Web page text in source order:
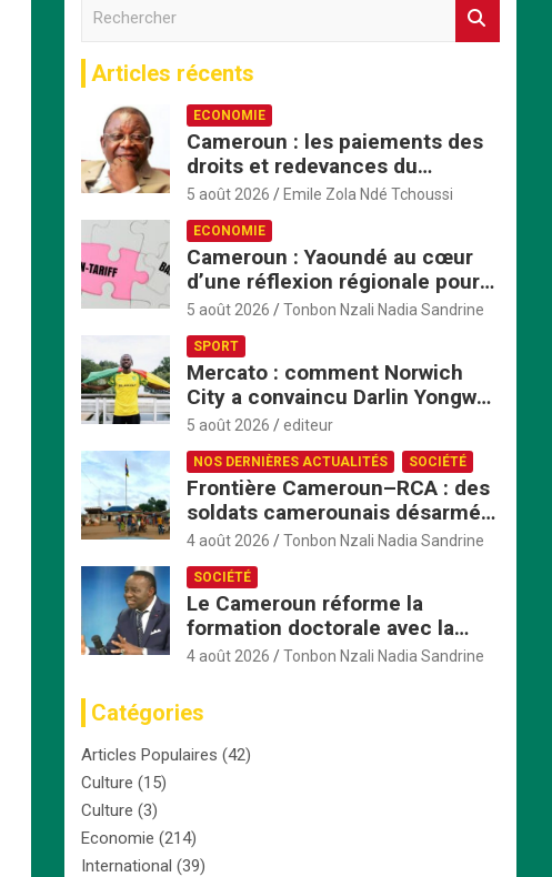
h
e
Articles récents
ECONOMIE
Cameroun : les paiements des
droits et redevances du
ministère du Commerce
passent exclusivement par
TresorPay
5 août 2026 Emile Zola Ndé Tchoussi
ECONOMIE
Cameroun : Yaoundé au cœur
d’une réflexion régionale pour
accélérer la mise en œuvre de
la ZLECAf en Afrique centrale
5 août 2026 Tonbon Nzali Nadia Sandrine
SPORT
Mercato : comment Norwich
City a convaincu Darlin Yongwa
avec une offre irrésistible
5 août 2026 editeur
NOS DERNIÈRES ACTUALITÉS SOCIÉTÉ
Frontière Cameroun–RCA : des
soldats camerounais désarmés
par les FACA, la tension monte
4 août 2026 Tonbon Nzali Nadia Sandrine
SOCIÉTÉ
Le Cameroun réforme la
formation doctorale avec la
création d’une Commission
4 août 2026 Tonbon Nzali Nadia Sandrine
Catégories
Articles Populaires (42)
Culture (15)
Culture (3)
Economie (214)
International (39)